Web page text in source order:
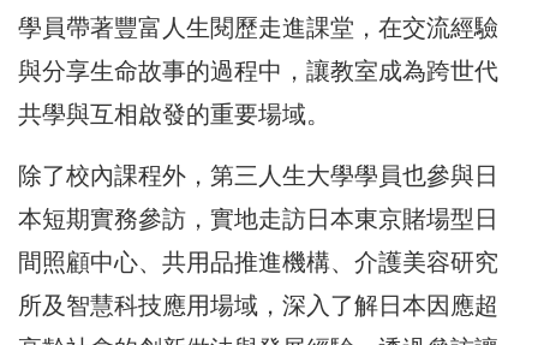
學員帶著豐富人生閱歷走進課堂，在交流經驗
與分享生命故事的過程中，讓教室成為跨世代
共學與互相啟發的重要場域。
除了校內課程外，第三人生大學學員也參與日
本短期實務參訪，實地走訪日本東京賭場型日
間照顧中心、共用品推進機構、介護美容研究
所及智慧科技應用場域，深入了解日本因應超